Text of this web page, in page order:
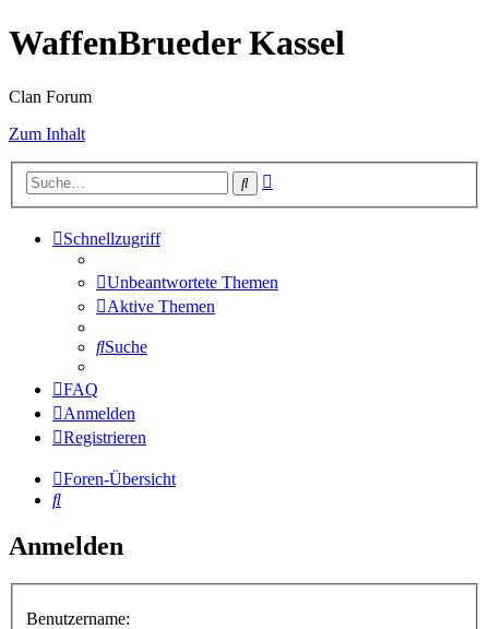
WaffenBrueder Kassel
Clan Forum
Zum Inhalt
Suche
Schnellzugriff
Unbeantwortete Themen
Aktive Themen
Suche
FAQ
Anmelden
Registrieren
Foren-Übersicht
Suche
Anmelden
Benutzername: